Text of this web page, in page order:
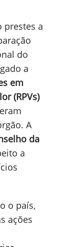
prestes a
do
a
em
(RPVs)
A
da
a
o país,
ações